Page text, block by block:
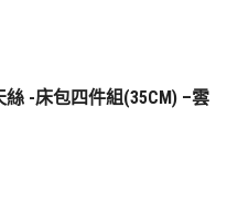
絲 -床包四件組(35CM) –雲